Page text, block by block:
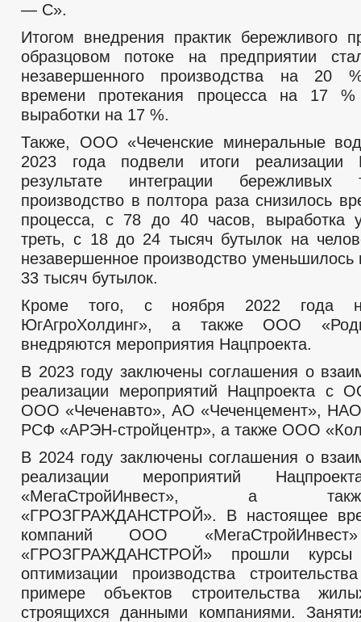
— С».
Итогом внедрения практик бережливого
образцовом потоке на предприятии
незавершенного производства на 20
времени протекания процесса на 17
выработки на 17 %.
Также, ООО «Чеченские минеральные
2023 года подвели итоги реализации
результате интеграции бережливых
производство в полтора раза снизилось
процесса, с 78 до 40 часов, выработка
треть, с 18 до 24 тысяч бутылок на
незавершенное производство
33 тысяч бутылок.
Кроме того, с ноября 2022
ЮгАгроХолдинг», а также ООО
внедряются мероприятия Нацпроекта.
В 2023 году заключены соглашения о
реализации мероприятий Нацпроекта с
ООО «Чеченавто», АО «Чеченцемент»,
РСФ «АРЭН-стройцентр», а также ООО
В 2024 году заключены соглашения о
реализации мероприятий
«МегаСтройИнвест», а
«ГРОЗГРАЖДАНСТРОЙ». В настоящее
компаний ООО
«ГРОЗГРАЖДАНСТРОЙ» прошли
оптимизации производства
примере объектов строительства
строящихся данными компаниями.